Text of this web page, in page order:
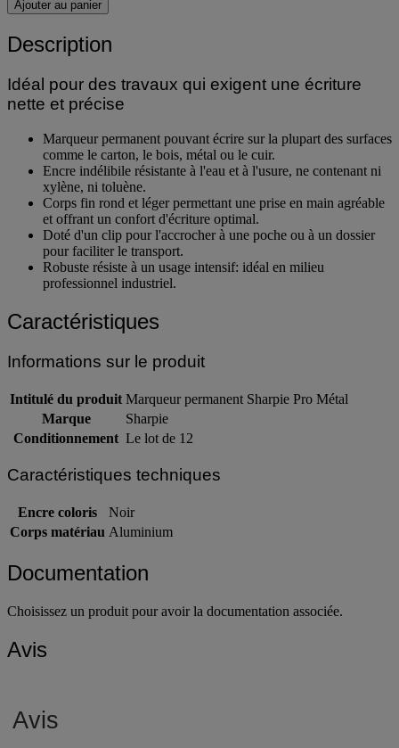
Ajouter au panier
Description
Idéal pour des travaux qui exigent une écriture
nette et précise
Marqueur permanent pouvant écrire sur la plupart des surfaces
comme le carton, le bois, métal ou le cuir.
Encre indélibile résistante à l'eau et à l'usure, ne contenant ni
xylène, ni toluène.
Corps fin rond et léger permettant une prise en main agréable
et offrant un confort d'écriture optimal.
Doté d'un clip pour l'accrocher à une poche ou à un dossier
pour faciliter le transport.
Robuste résiste à un usage intensif: idéal en milieu
professionnel industriel.
Caractéristiques
Informations sur le produit
Intitulé du produit Marqueur permanent Sharpie Pro Métal
Marque
Sharpie
Conditionnement Le lot de 12
Caractéristiques techniques
Encre coloris
Noir
Corps matériau Aluminium
Documentation
Choisissez un produit pour avoir la documentation associée.
Avis